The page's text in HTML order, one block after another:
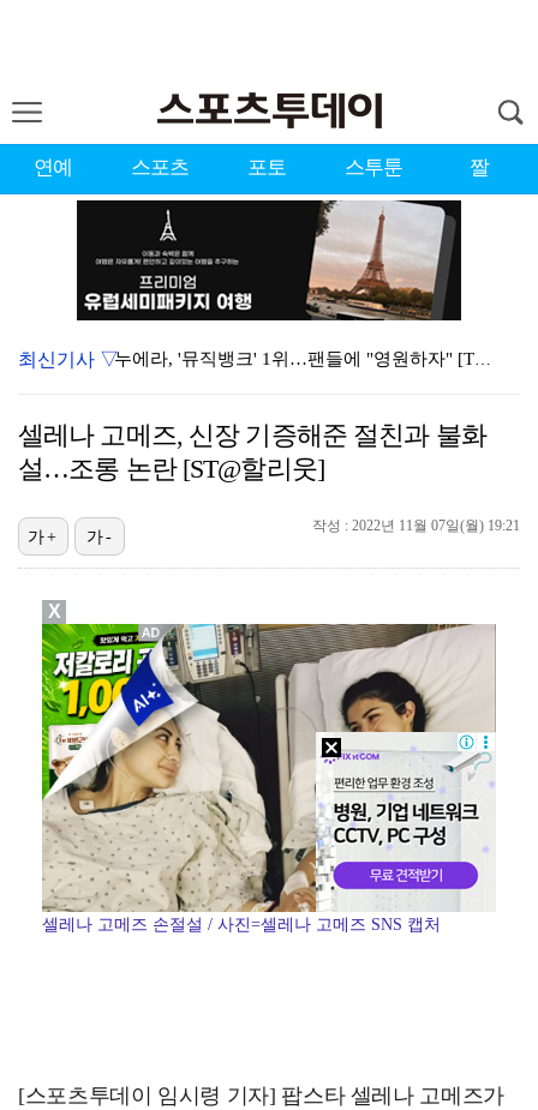
연예 스포츠 포토 스투툰 짤
누에라, '뮤직뱅크' 1위…팬들에 "영원하자" [TV캡…
서장훈 감독 "내 능력 부족" 자책하게 만든 펜타곤과의…
진세연, 전속계약 종료…FA 시장 나왔다 [공식]
정해인X강하늘X이청아X유재명X김선영 뭉쳤다…'아가미',…
[ST포토] 정지효, 반가운 손인사
MJ, 운명의 상대 찾아 솔로 하우스行…색다른 콘셉트
최신기사 ▽
셀레나 고메즈, 신장 기증해준 절친과 불화
설…조롱 논란 [ST@할리웃]
작성 : 2022년 11월 07일(월) 19:21
가+ 가-
셀레나 고메즈 손절설 / 사진=셀레나 고메즈 SNS 캡처
[스포츠투데이 임시령 기자] 팝스타 셀레나 고메즈가
X